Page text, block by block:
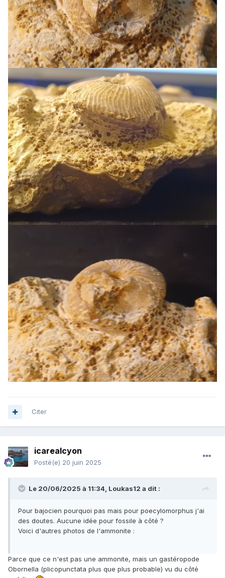
Citer
icarealcyon
Posté(e) 20 juin 2025
Le 20/06/2025 à 11:34, Loukas12 a dit :
Pour bajocien pourquoi pas mais pour poecylomorphus j'ai
des doutes. Aucune idée pour fossile à côté ?
Voici d'autres photos de l'ammonite :
Parce que ce n'est pas une ammonite, mais un gastéropode
Obornella (plicopunctata plus que plus probable) vu du côté